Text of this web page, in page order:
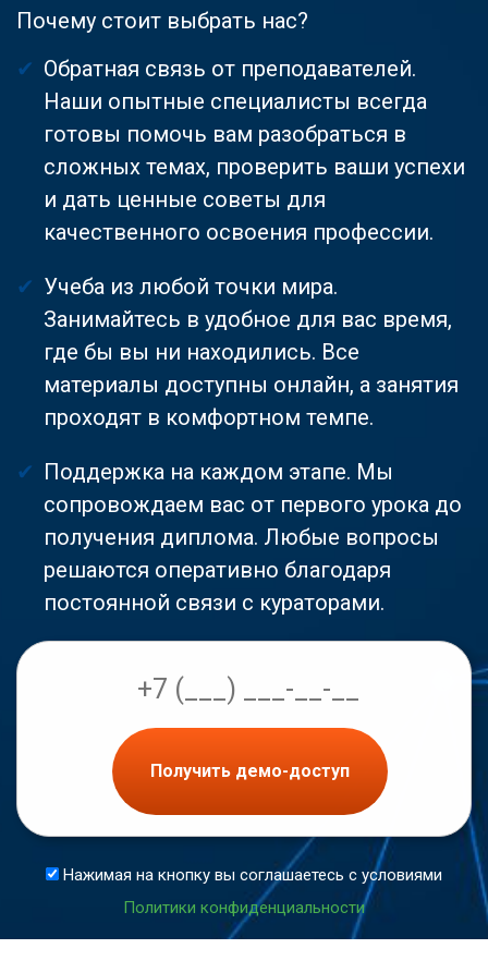
Почему стоит выбрать нас?
Обратная связь от преподавателей.
Наши опытные специалисты всегда
готовы помочь вам разобраться в
сложных темах, проверить ваши успехи
и дать ценные советы для
качественного освоения профессии.
Учеба из любой точки мира.
Занимайтесь в удобное для вас время,
где бы вы ни находились. Все
материалы доступны онлайн, а занятия
проходят в комфортном темпе.
Поддержка на каждом этапе. Мы
сопровождаем вас от первого урока до
получения диплома. Любые вопросы
решаются оперативно благодаря
постоянной связи с кураторами.
Получить демо-доступ
Нажимая на кнопку вы соглашаетесь с условиями
Политики конфиденциальности